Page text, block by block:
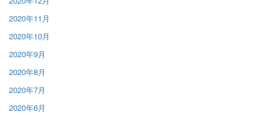
2020年11月
2020年10月
2020年9月
2020年8月
2020年7月
2020年6月